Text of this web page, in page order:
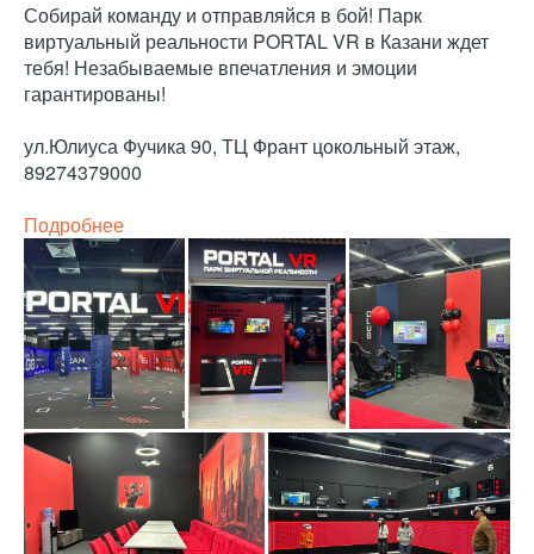
Собирай команду и отправляйся в бой! Парк
виртуальный реальности PORTAL VR в Казани ждет
тебя! Незабываемые впечатления и эмоции
гарантированы!
ул.Юлиуса Фучика 90, ТЦ Франт цокольный этаж,
89274379000
Подробнее